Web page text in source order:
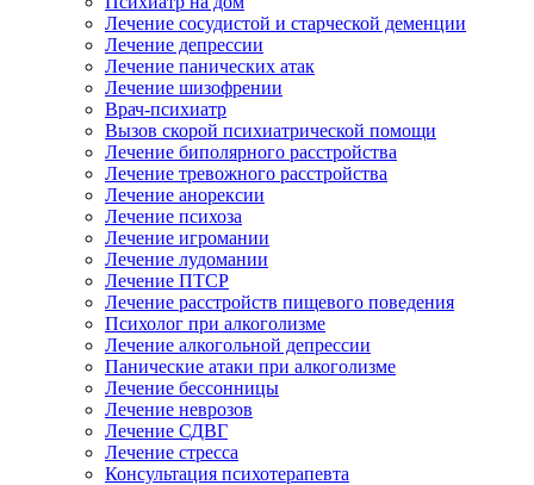
Лечение сосудистой и старческой деменции
Лечение депрессии
Лечение панических атак
Лечение шизофрении
Врач-психиатр
Вызов скорой психиатрической помощи
Лечение биполярного расстройства
Лечение тревожного расстройства
Лечение анорексии
Лечение психоза
Лечение игромании
Лечение лудомании
Лечение ПТСР
Лечение расстройств пищевого поведения
Психолог при алкоголизме
Лечение алкогольной депрессии
Панические атаки при алкоголизме
Лечение бессонницы
Лечение неврозов
Лечение СДВГ
Лечение стресса
Консультация психотерапевта